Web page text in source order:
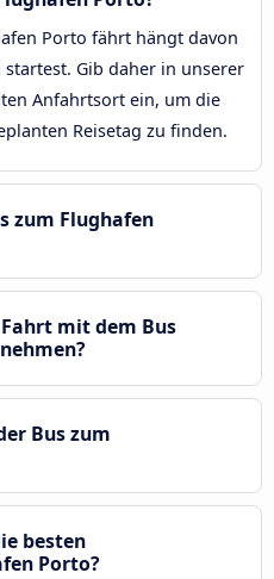
Porto fährt hängt davon
Gib daher in unserer
Anfahrtsort ein, um die
Reisetag zu finden.
zum Flughafen
mit dem Bus
Bus zum
besten
Porto?